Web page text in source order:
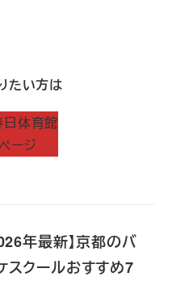
たい方は
体育館
ージ
年最新】京都のバ
スクールおすすめ7